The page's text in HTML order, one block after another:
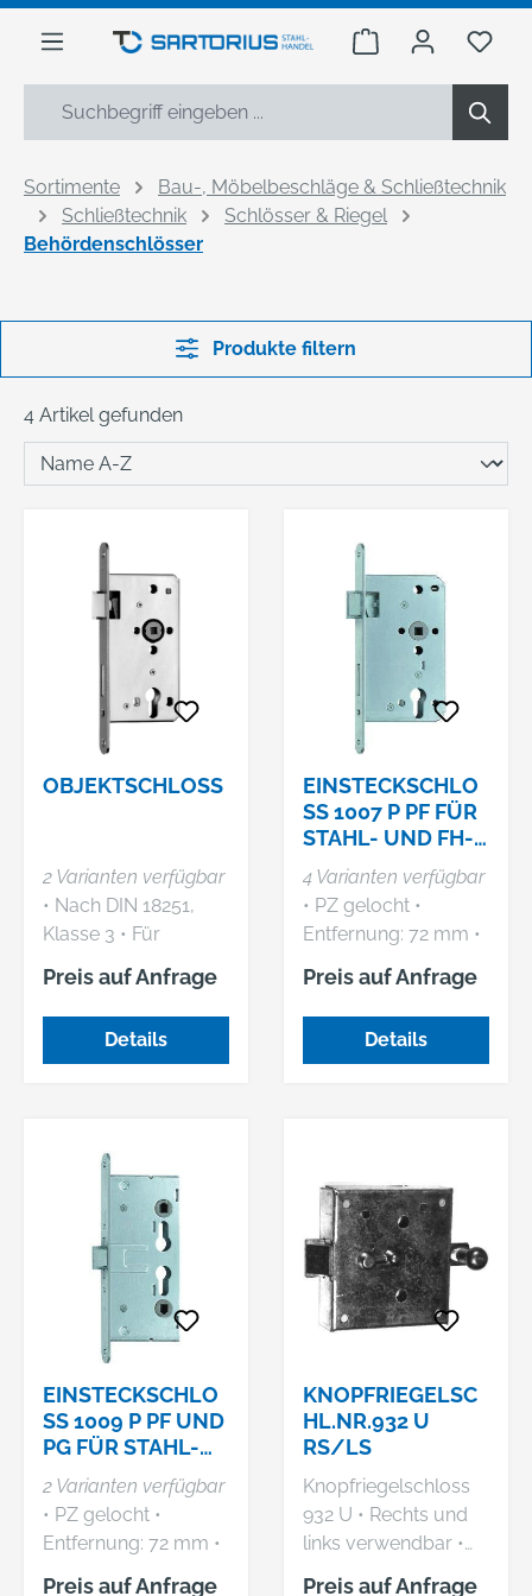
springen
Warenkorb Du
Sortimente
Bau-, Möbelbeschläge & Schließtechnik
Schließtechnik
Schlösser & Riegel
Behördenschlösser
Produkte filtern
4 Artikel gefunden
OBJEKTSCHLOSS
2 Varianten verfügbar
• Nach DIN 18251,
Klasse 3 • Für
gefälzte Türen • 2-
tourig • PZW •
Entfernung: 72 mm •
Nuss: 8 mm •
Kunststoff,
Nachschmiereinricht
Riegel vernickelt •
Ohne Schließblech
Preis auf Anfrage
Details
EINSTECKSCHLO
SS 1007 P PF FÜR
STAHL- UND FH-
TÜREN,MIT ANTI-
PANIKFUNKTION
4 Varianten verfügbar
• PZ gelocht •
Entfernung: 72 mm •
4-kant: 9 mm • Stulp:
rund, verzinkt • Falle
und Riegel aus
Wechselgarnituren.
Funktion D = ohne
Wechsel, mit
geteilter Nuss, für
Drückergarnituren.
Preis auf Anfrage
Details
EINSTECKSCHLO
SS 1009 P PF UND
PG FÜR STAHL-
UND FH-TÜREN,
MIT ANTI-
PANIKFUNKTION
2 Varianten verfügbar
• PZ gelocht •
Entfernung: 72 mm •
4-kant: 9 mm • Stulp:
Preis auf Anfrage
KNOPFRIEGELSC
HL.NR.932 U
RS/LS
Knopfriegelschloss
932 U • Rechts und
links verwendbar •
Auf einwärts
Preis auf Anfrage